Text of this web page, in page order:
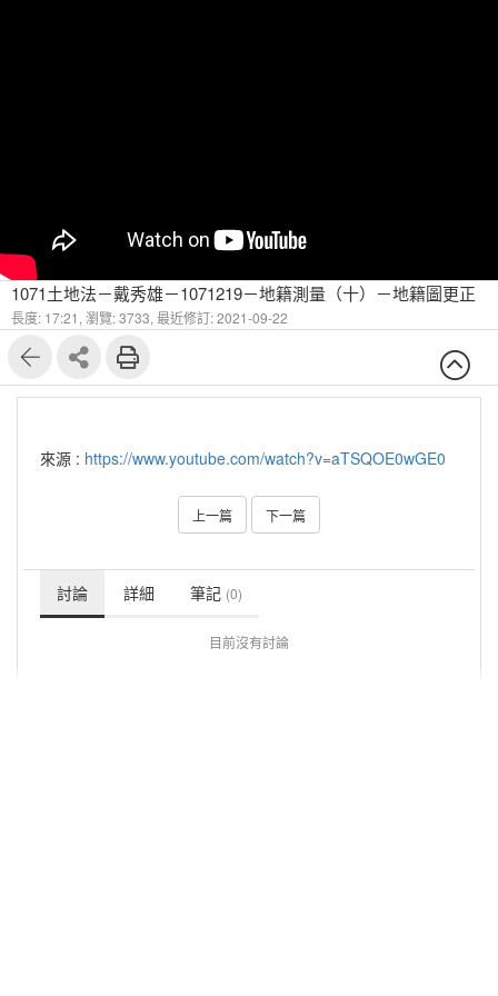
1071土地法－戴秀雄－1071219－地籍測量（十）－地籍圖更正
長度: 17:21, 瀏覽: 3733, 最近修訂: 2021-09-22
來源 : https://www.youtube.com/watch?v=aTSQOE0wGE0
上一篇 下一篇
討論 詳細 筆記 (0)
目前沒有討論